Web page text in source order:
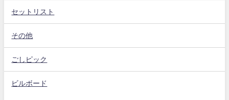
セットリスト
その他
ごしピック
ビルボード